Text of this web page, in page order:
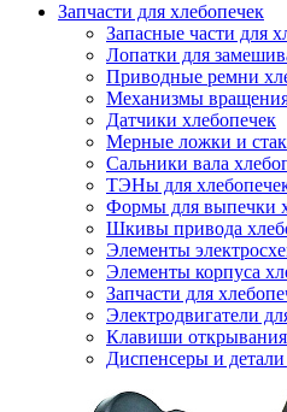
Запчасти для хлебопечек
Запасные части для
Лопатки для
Приводные ремни
Механизмы
Датчики хлебопечек
Мерные ложки и
Сальники вала
ТЭНы для
Формы для выпечки
Шкивы привода
Элементы
Элементы корпуса
Запчасти для
Электродвигатели
Клавиши
Диспенсеры и